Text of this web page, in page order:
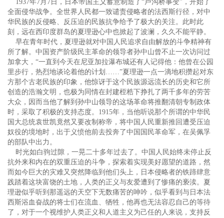
1937年7月7日，日本帝国主义蓄意制造了“卢沟桥事变”，开始了
全面侵华战争。全世界人民都一致谴责侵略者的法西斯行径，对中
华民族的反侵略、反压迫的民族抗争给予了极大的关注。此时此
刻，远在西印度群岛的夏理逊心中也掀起了波澜，久久不能平静。
早在青年时代，夏理逊就对中国人民追求自由解放的斗争精神有
所了解。中国资产阶级民主革命的领导者孙中山曾不止一次访问过
加拿大，“一直到今天在尼亚加拉瀑布城还有人记得他：他曾在公园
里步行，热烈地谈论着他的计划……”夏理逊一点一滴地积攒起对东
方那个古老民族的印象，他惊讶于这个民族源远流长的历史和它所
创造的浩瀚文明，也极为同情在封建桎梏下挣扎了两千多年的劳苦
大众，因而当他了解到孙中山领导的这场革命将推翻清朝专制政体
时，采取了积极的支持态度。1915年，当他听说那个所谓的中华民
国大总统袁世凯竟然又要改制称帝，将中国人民重新推回遭受压迫
奴役的境地时，出于义愤他前去投奔了中国国民革命军，在吴佩孚
的部队中出力。
时光如白驹过隙，一晃二十多年过去了。中国人民始终未停止反
抗外来和内在的双重压迫的斗争，探索着实现美好愿望的道路，然
而如今巨大的灾难又突然降临到他们头上，日本侵略者的铁蹄肆意
践踏着这块富饶的土地，人类的正义与友爱遭到了惨痛的亵渎。夏
理逊似乎听到那遥远的天空下无数痛苦的呻吟，似乎看到与日本法
西斯浴血奋战的将士们在流血、牺牲，他再也无法容忍自己的等待
了，对于一个视维护人类正义和人道主义为己任的人来说，支持反